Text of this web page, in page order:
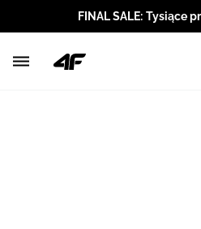
FINAL SALE: Tysiące